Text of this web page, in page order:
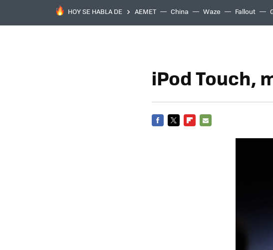
HOY SE HABLA DE AEMET China Waze Fallout
iPod Touch,